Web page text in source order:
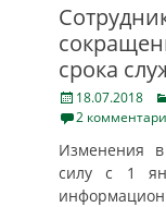
срока
Posted
on
18.07.2018
2
Изменения в
силу с 1